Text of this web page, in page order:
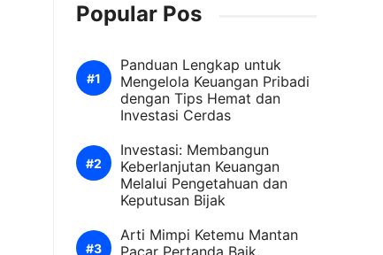
Popular Pos
Panduan Lengkap untuk
Mengelola Keuangan Pribadi
dengan Tips Hemat dan
Investasi Cerdas
Investasi: Membangun
Keberlanjutan Keuangan
Melalui Pengetahuan dan
Keputusan Bijak
Arti Mimpi Ketemu Mantan
Pacar Pertanda Baik,